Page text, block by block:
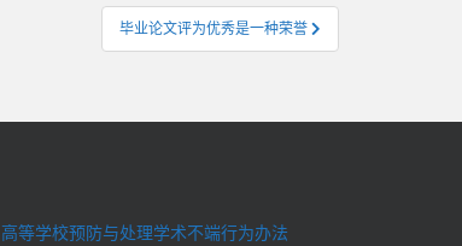
毕业论文评为优秀是一种荣誉
高等学校预防与处理学术不端行为办法